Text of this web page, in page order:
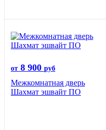
от 8 900 руб
Межкомнатная дверь
Шахмат эшвайт ПО